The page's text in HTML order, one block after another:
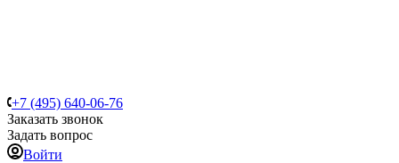
+7 (495) 640-06-76
Заказать звонок
Задать вопрос
Войти